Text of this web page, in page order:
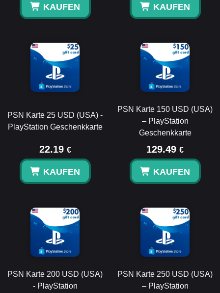
KAUFEN KAUFEN
PSN Karte 25 USD (USA) -
PlayStation Geschenkkarte
22.19 €
KAUFEN
PSN Karte 150 USD (USA)
– PlayStation
Geschenkkarte
129.49 €
KAUFEN
PSN Karte 200 USD (USA)
- PlayStation
PSN Karte 250 USD (USA)
– PlayStation